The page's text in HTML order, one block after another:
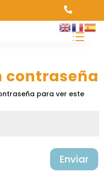

contraseña
para ver este
Enviar